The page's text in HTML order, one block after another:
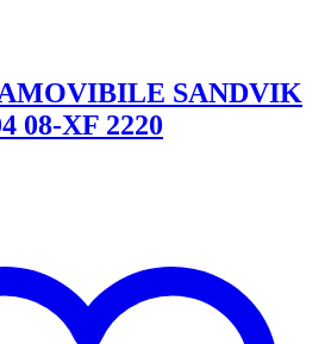
SANDVIK
08-XF 2220